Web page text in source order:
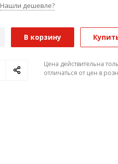
Нашли дешевле?
В корзину
Цена действительна
отличаться от цен в